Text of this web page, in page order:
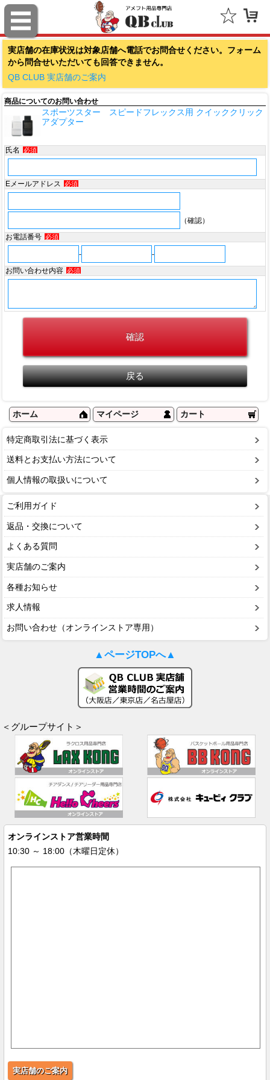
実店舗の在庫状況は対象店舗へ電話でお問合せください。フォーム
から問合せいただいても回答できません。
QB CLUB 実店舗のご案内
商品についてのお問い合わせ
スポーツスター スピードフレックス用 クイッククリック
アダプター
氏名 必須
Eメールアドレス 必須
（確認）
お電話番号 必須
-
-
お問い合わせ内容 必須
ホーム マイページ カート
特定商取引法に基づく表示
送料とお支払い方法について
個人情報の取扱いについて
ご利用ガイド
返品・交換について
よくある質問
実店舗のご案内
各種お知らせ
求人情報
お問い合わせ（オンラインストア専用）
▲ページTOPへ▲
＜グループサイト＞
オンラインストア営業時間
10:30 ～ 18:00（木曜日定休）
実店舗のご案内
ファナティクス（Fanatics）
アウトドアキャップ（Outdoor Cap Company）
スポルディング（SPALDING）
ミッチェル＆ネス（Mitchell & Ness）
ポータフォン（PORTAPHONE）
ギルマンギア（Gilman Gear）
サムプロ（ThumbPRO）